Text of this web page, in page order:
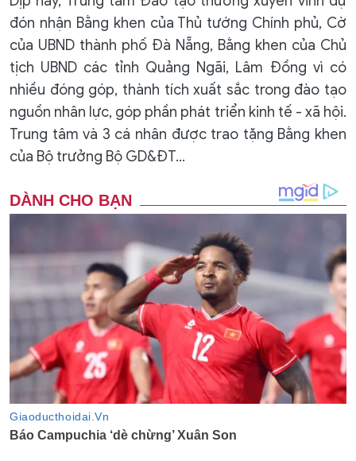
đón nhận Bằng khen của Thủ tướng Chính phủ, Cờ
của UBND thành phố Đà Nẵng, Bằng khen của Chủ
tịch UBND các tỉnh Quảng Ngãi, Lâm Đồng vì có
nhiều đóng góp, thành tích xuất sắc trong đào tạo
nguồn nhân lực, góp phần phát triển kinh tế - xã hội.
Trung tâm và 3 cá nhân được trao tặng Bằng khen
của Bộ trưởng Bộ GD&ĐT...